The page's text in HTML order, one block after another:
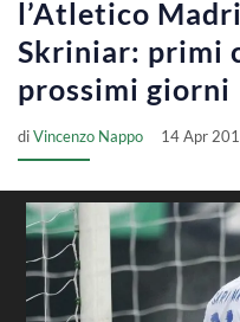
l’Atletico
Skriniar: primi
prossimi giorni
diVincenzo Nappo 14 Apr